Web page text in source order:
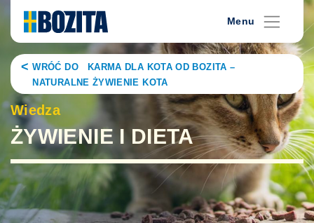
content
Menu
WRÓĆ DO KARMA DLA KOTA OD BOZITA –
NATURALNE ŻYWIENIE KOTA
Wiedza
ŻYWIENIE I DIETA